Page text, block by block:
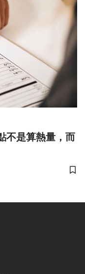
不是算熱量，而
儲